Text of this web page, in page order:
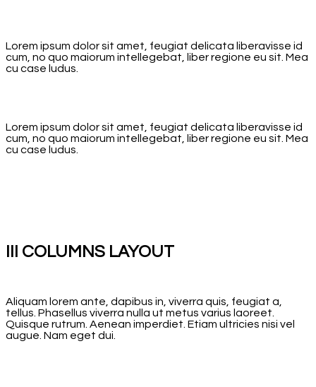
Lorem ipsum dolor sit amet, feugiat delicata liberavisse id
cum, no quo maiorum intellegebat, liber regione eu sit. Mea
cu case ludus.
Lorem ipsum dolor sit amet, feugiat delicata liberavisse id
cum, no quo maiorum intellegebat, liber regione eu sit. Mea
cu case ludus.
III COLUMNS LAYOUT
Aliquam lorem ante, dapibus in, viverra quis, feugiat a,
tellus. Phasellus viverra nulla ut metus varius laoreet.
Quisque rutrum. Aenean imperdiet. Etiam ultricies nisi vel
augue. Nam eget dui.